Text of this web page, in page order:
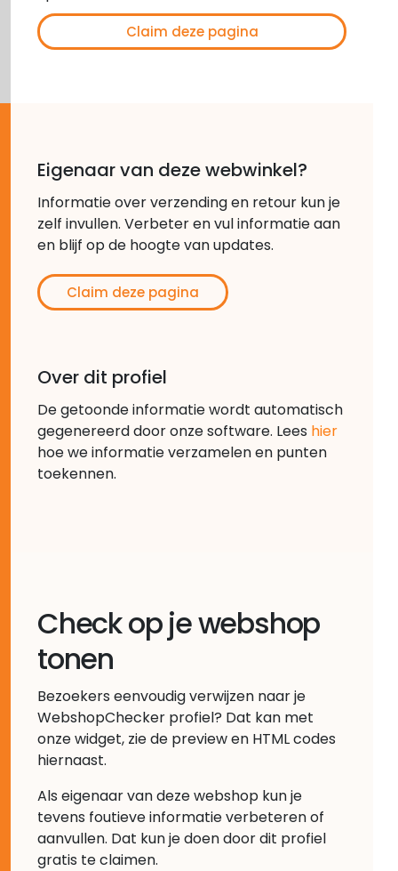
Claim deze pagina
Eigenaar van deze webwinkel?
Informatie over verzending en retour kun je
zelf invullen. Verbeter en vul informatie aan
en blijf op de hoogte van updates.
Claim deze pagina
Over dit profiel
De getoonde informatie wordt automatisch
gegenereerd door onze software. Lees hier
hoe we informatie verzamelen en punten
toekennen.
Check op je webshop
tonen
Bezoekers eenvoudig verwijzen naar je
WebshopChecker profiel? Dat kan met
onze widget, zie de preview en HTML codes
hiernaast.
Als eigenaar van deze webshop kun je
tevens foutieve informatie verbeteren of
aanvullen. Dat kun je doen door dit profiel
gratis te claimen.